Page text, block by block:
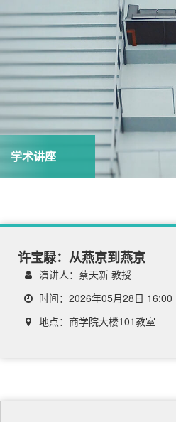
学术讲座
许宝騄：从燕京到燕京
演讲人：蔡天新 教授
时间：2026年05月28日 16:00
地点：商学院大楼101教室